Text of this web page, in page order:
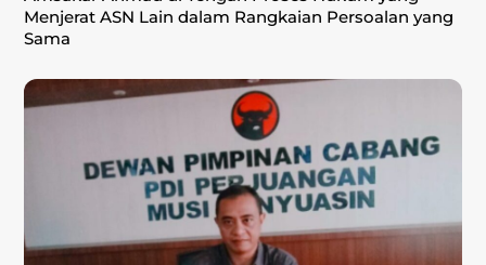
Menjerat ASN Lain dalam Rangkaian Persoalan yang
Sama